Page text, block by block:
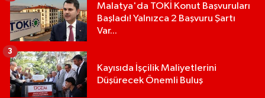
Malatya'da TOKİ Konut Başvuruları
Başladı! Yalnızca 2 Başvuru Şartı
Var...
Kayısıda İşçilik Maliyetlerini
Düşürecek Önemli Buluş
3